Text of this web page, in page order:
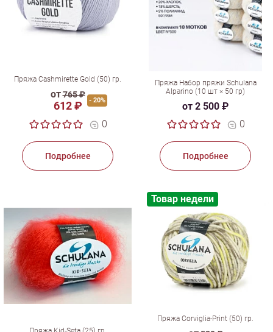
Пряжа Cashmirette Gold (50) гр.
от765 ₽
612 ₽ - 20%
0
Подробнее
Пряжа Набор пряжи Schulana
Alparino (10 шт × 50 гр)
от 2 500 ₽
0
Подробнее
Пряжа Corviglia-Print (50) гр.
Товар недели